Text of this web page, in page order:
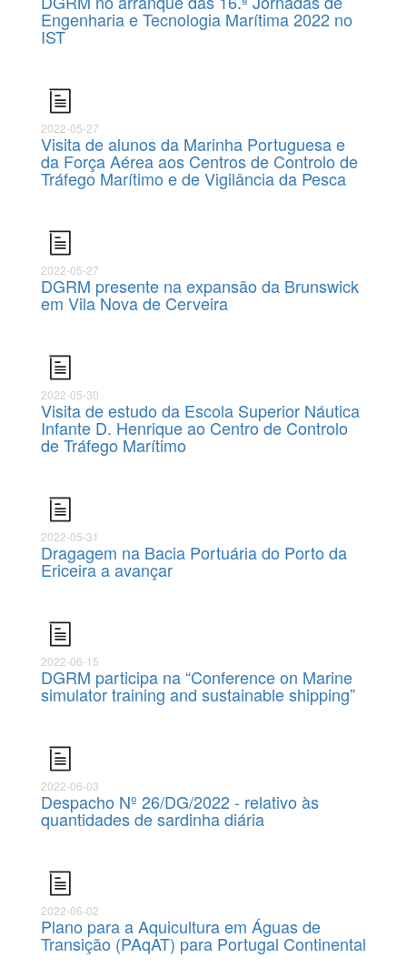
Engenharia e Tecnologia Marítima 2022 no
IST
2022-05-27
Visita de alunos da Marinha Portuguesa e
da Força Aérea aos Centros de Controlo de
Tráfego Marítimo e de Vigilância da Pesca
2022-05-27
DGRM presente na expansão da Brunswick
em Vila Nova de Cerveira
2022-05-30
Visita de estudo da Escola Superior Náutica
Infante D. Henrique ao Centro de Controlo
de Tráfego Marítimo
2022-05-31
Dragagem na Bacia Portuária do Porto da
Ericeira a avançar
2022-06-15
DGRM participa na “Conference on Marine
simulator training and sustainable shipping”
2022-06-03
Despacho Nº 26/DG/2022 - relativo às
quantidades de sardinha diária
2022-06-02
Plano para a Aquicultura em Águas de
Transição (PAqAT) para Portugal Continental